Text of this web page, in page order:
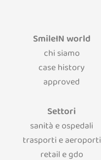
SmileIN world
chi siamo
case history
approved
Settori
sanità e ospedali
trasporti e aeroporti
retail e gdo